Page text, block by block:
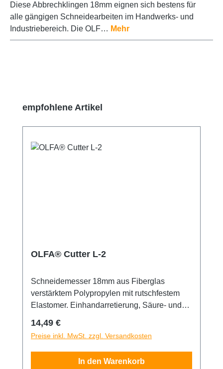
Diese Abbrechklingen 18mm eignen sich bestens für
alle gängigen Schneidearbeiten im Handwerks- und
Industriebereich. Die OLF… Mehr
Produktgalerie überspringen
empfohlene Artikel
OLFA® Cutter L-2
Schneidemesser 18mm aus Fiberglas
verstärktem Polypropylen mit rutschfestem
Elastomer. Einhandarretierung, Säure- und
Feststellrad. Sicherheitshinweis: Dieses
Messer ist äußerst scharf! Nur für erfahrene
Nutzer empfohlen. Unbedingt außerhalb der
Reichweite von Kindern aufbewahren!
Regulärer Preis:
14,49 €
Preise inkl. MwSt. zzgl. Versandkosten
In den Warenkorb